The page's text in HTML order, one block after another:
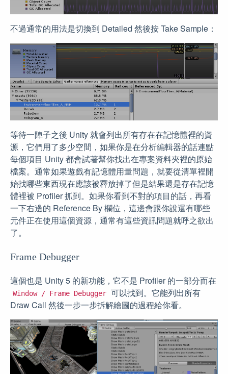
不過通常的用法是切換到 Detailed 然後按 Take Sample：
等待一陣子之後 Unity 就會列出所有存在在記憶體裡的資
源，它們用了多少空間，如果你是在分析編輯器的話連點
每個項目 Unity 都會試著幫你找出在專案資料夾裡的原始
檔案。通常如果遊戲有記憶體用量問題，就要從清單裡開
始找哪些東西現在應該被釋放掉了但是結果還是存在記憶
體裡被 Profiler 抓到。如果你看到不對的項目的話，再看
一下右邊的 Reference By 欄位，這邊會跟你說還有哪些
元件正在使用這個資源，通常有這些資訊問題就呼之欲出
了。
Frame Debugger
這個也是 Unity 5 的新功能，它不是 Profiler 的一部分而在
Window / Frame Debugger 可以找到。它能列出所有
Draw Call 然後一步一步拆解繪圖的過程給你看。